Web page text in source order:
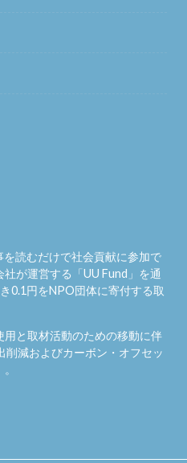
読むだけで社会貢献に参加で
社が運営する「UU Fund 」を通
0.1円をNPO団体に寄付する取
と取材活動のための移動に伴
削減およびカーボン・オフセッ
。